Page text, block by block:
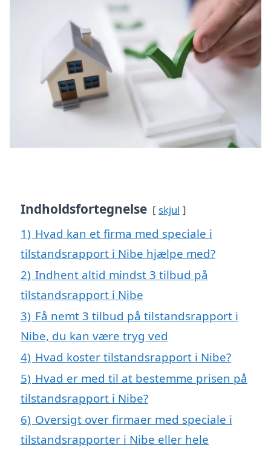
Indholdsfortegnelse skjul
1) Hvad kan et firma med speciale i
tilstandsrapport i Nibe hjælpe med?
2) Indhent altid mindst 3 tilbud på
tilstandsrapport i Nibe
3) Få nemt 3 tilbud på tilstandsrapport i
Nibe, du kan være tryg ved
4) Hvad koster tilstandsrapport i Nibe?
5) Hvad er med til at bestemme prisen på
tilstandsrapport i Nibe?
6) Oversigt over firmaer med speciale i
tilstandsrapporter i Nibe eller hele